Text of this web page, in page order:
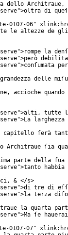
dello Architraue,
">oltra di
0107-06"
le altezze de
">rompe la
">però
">conſumata
delle
accioche
">alti, tutte
">La
ſerà
ſia
parte della
">tanto
& </s>
">di tre di
">la terza diſo
la quarta
">Ma ſe
0107-07"